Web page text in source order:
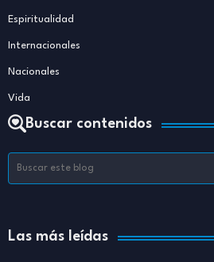
Espiritualidad
Internacionales
Nacionales
Vida
Buscar contenidos
Las más leídas